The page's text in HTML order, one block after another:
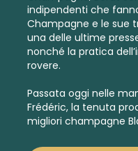
indipendenti che
Champagne e le sue
una delle ultime
nonché la pratica
rovere.
Passata oggi nelle
Frédéric, la tenuta
migliori champagne